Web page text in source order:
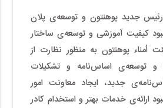
جدید پوهنتون و توسعه‌ی‌ پلان
کیفیت آموزشی و توسعه‌ی ساختار
اُمناء پوهنتون به منظور نظارت از
و توسعه‌ی اساس‌نامه و تشکیلات
جدید، ایجاد معاونت امور
ارائه‌ی خدمات بهتر و استخدام کادر